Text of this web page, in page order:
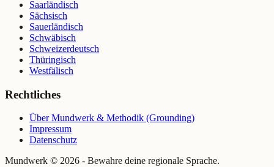
Saarländisch
Sächsisch
Sauerländisch
Schwäbisch
Schweizerdeutsch
Thüringisch
Westfälisch
Rechtliches
Über Mundwerk & Methodik (Grounding)
Impressum
Datenschutz
Mundwerk © 2026 - Bewahre deine regionale Sprache.